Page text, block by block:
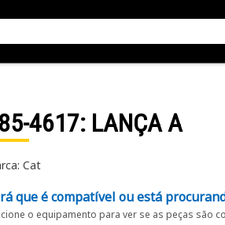
4617: LANÇA A
Cat
que é compatível ou está
o equipamento para ver se as peças são